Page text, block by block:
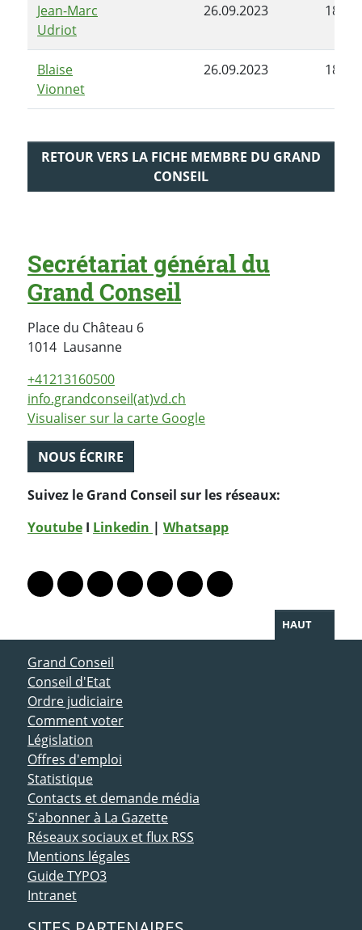
Jean-Marc
Udriot
26.09.2023
Blaise
Vionnet
26.09.2023
RETOUR VERS LA FICHE MEMBRE DU GRAND
CONSEIL
Secrétariat général du
Grand Conseil
Place du Château 6
1014 LausanneSuisse
+41213160500
info.grandconseil(at)vd.ch
Visualiser sur la carte Google
NOUS ÉCRIRE
Suivez le Grand Conseil sur les réseaux:
Youtube I Linkedin | Whatsapp
Lien vers le profil Mastodon
Lien vers le profil Bluesky
Lien vers le profil Instagram
Lien vers le profil Linkedin
Lien vers le profil Facebook
Lien vers le profil Twitter
Partager par WhatsApp
HAUT
ACCÈS DIRECT
Grand Conseil
Conseil d'Etat
Ordre judiciaire
Comment voter
Législation
Offres d'emploi
Statistique
Contacts et demande média
S'abonner à La Gazette
Réseaux sociaux et flux RSS
Mentions légales
Guide TYPO3
Intranet